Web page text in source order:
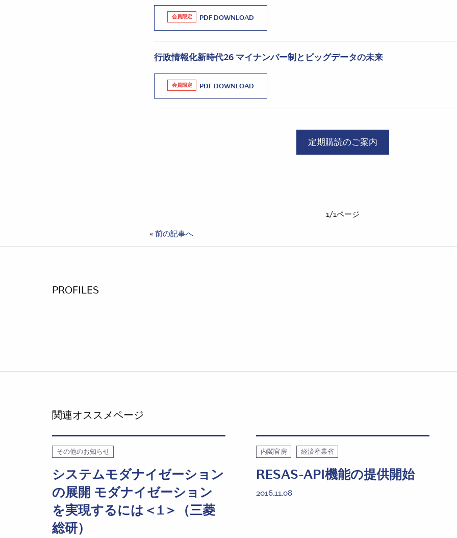
会員限定 PDF DOWNLOAD
行政情報化新時代26 マイナンバー制とビッグデータの未来
会員限定 PDF DOWNLOAD
定期購読のご案内
1/1ページ
« 前の記事へ
PROFILES
関連オススメページ
その他のお知らせ
システムモダナイゼーション
の展開 モダナイゼーション
を実現するには＜1＞（三菱
総研）
内閣官房 経済産業省
RESAS-API機能の提供開始
2016.11.08